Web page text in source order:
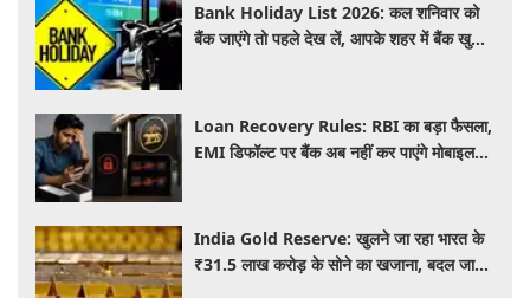
Bank Holiday List 2026: कल शनिवार को
बैंक जाएंगे तो पहले देख लें, आपके शहर में बैंक खुले
Loan Recovery Rules: RBI का बड़ा फैसला,
EMI डिफॉल्ट पर बैंक अब नहीं कर पाएंगे मोबाइल
India Gold Reserve: खुलने जा रहा भारत के
₹31.5 लाख करोड़ के सोने का खजाना, बदल जाएगा